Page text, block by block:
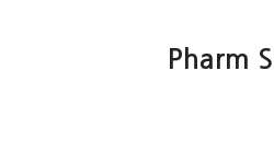
Pharm